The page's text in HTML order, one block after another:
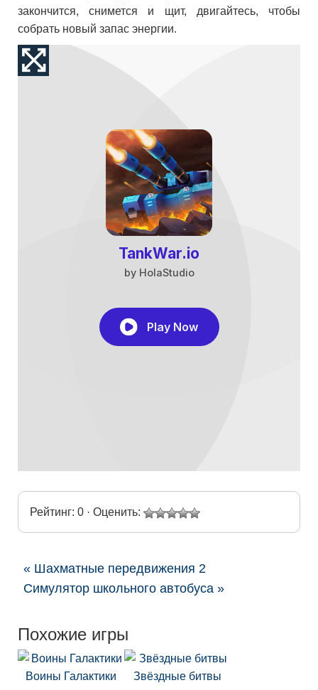
закончится, снимется и щит, двигайтесь, чтобы
собрать новый запас энергии.
Рейтинг: 0 · Оценить:
« Шахматные передвижения 2
Симулятор школьного автобуса »
Похожие игры
Воины Галактики Звёздные битвы